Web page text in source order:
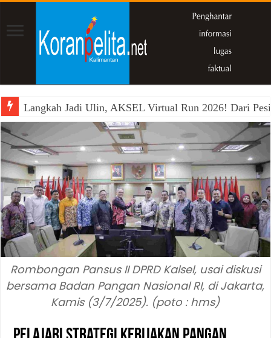
Langkah Jadi Ulin, AKSEL Virtual Run 2026! Dari
Rombongan Pansus II DPRD Kalsel, usai diskusi
bersama Badan Pangan Nasional RI, di Jakarta,
Kamis (3/7/2025). (poto : hms)